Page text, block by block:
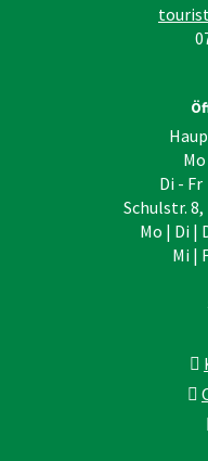
Di -
Schulstr.
Mo | Di |
Mi |